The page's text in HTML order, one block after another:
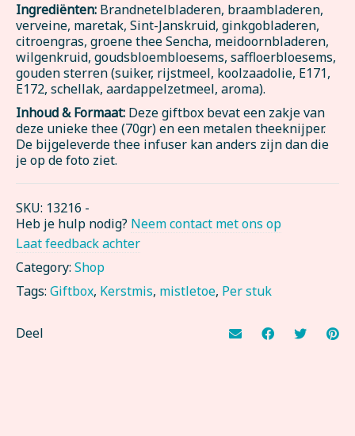
Ingrediënten: Brandnetelbladeren, braambladeren,
verveine, maretak, Sint-Janskruid, ginkgobladeren,
citroengras, groene thee Sencha, meidoornbladeren,
wilgenkruid, goudsbloembloesems, saffloerbloesems,
gouden sterren (suiker, rijstmeel, koolzaadolie, E171,
E172, schellak, aardappelzetmeel, aroma).
Inhoud & Formaat: Deze giftbox bevat een zakje van
deze unieke thee (70gr) en een metalen theeknijper.
De bijgeleverde thee infuser kan anders zijn dan die
je op de foto ziet.
SKU: 13216 -
Heb je hulp nodig? Neem contact met ons op
Laat feedback achter
Category: Shop
Tags: Giftbox, Kerstmis, mistletoe, Per stuk
Deel